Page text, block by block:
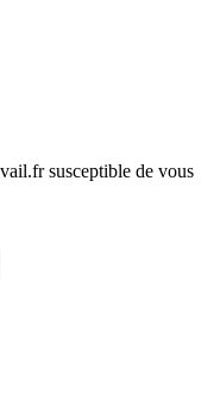
susceptible de vous